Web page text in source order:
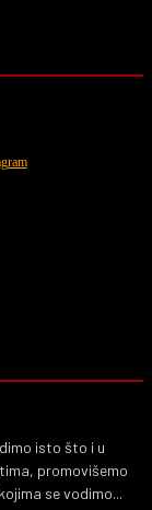
isto što i u
promovišemo
se vodimo...